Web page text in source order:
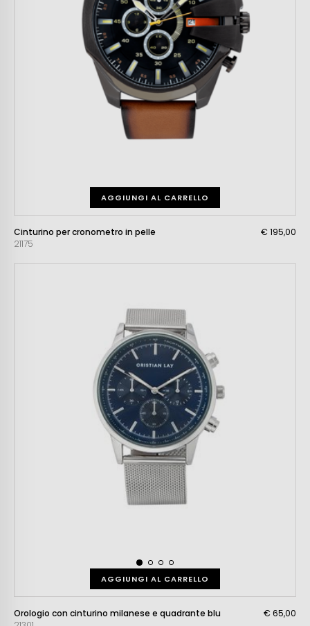
AGGIUNGI AL CARRELLO
Cinturino per cronometro in pelle
21175
€ 195,00
AGGIUNGI AL CARRELLO
Orologio con cinturino milanese e quadrante blu
€ 65,00